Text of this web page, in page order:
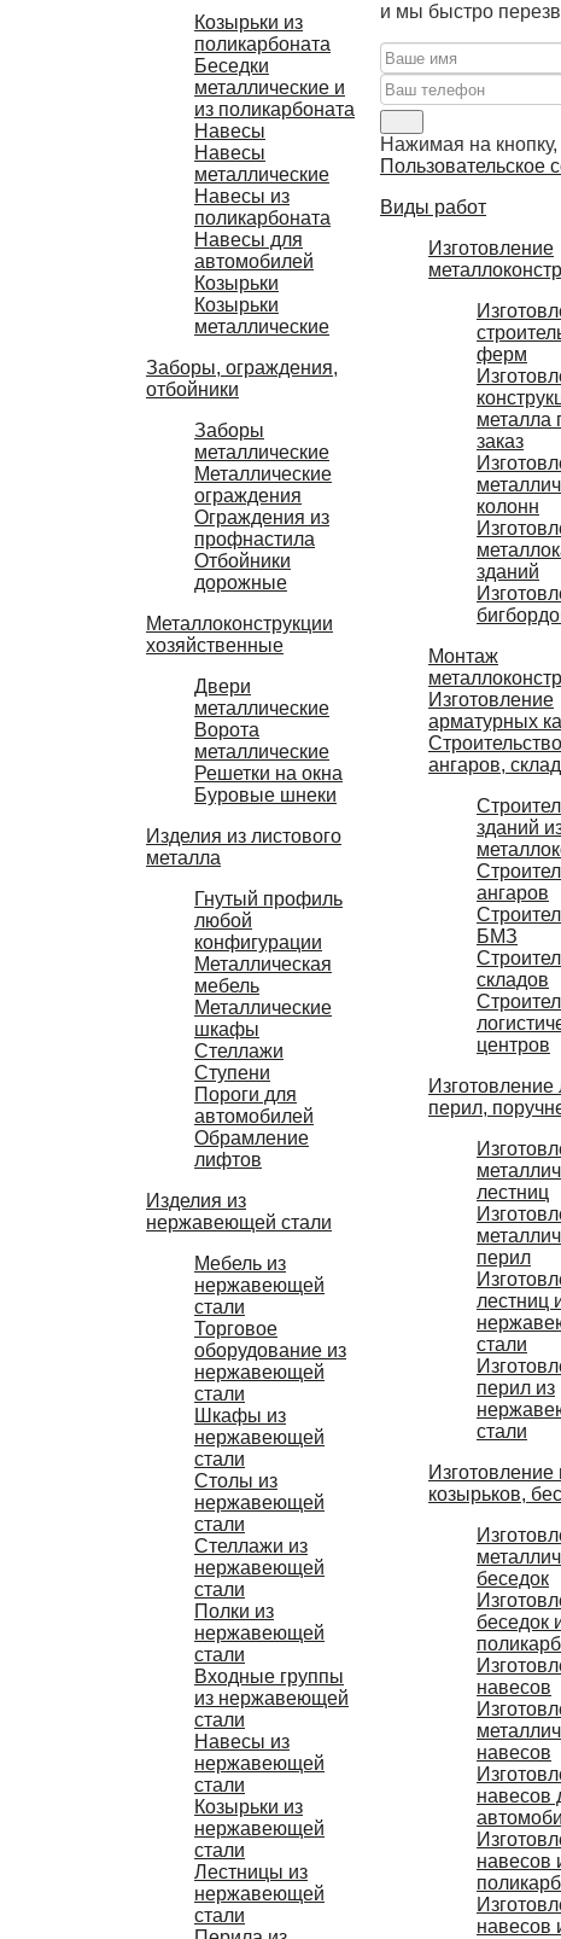
Козырьки из
поликарбоната
Беседки
металлические и
из поликарбоната
Навесы
Навесы
металлические
Навесы из
поликарбоната
Навесы для
автомобилей
Козырьки
Козырьки
металлические
Заборы, ограждения,
отбойники
Заборы
металлические
Металлические
ограждения
Ограждения из
профнастила
Отбойники
дорожные
Металлоконструкции
хозяйственные
Двери
металлические
Ворота
металлические
Решетки на окна
Буровые шнеки
Изделия из листового
металла
Гнутый профиль
любой
конфигурации
Металлическая
мебель
Металлические
шкафы
Стеллажи
Ступени
Пороги для
автомобилей
Обрамление
лифтов
Изделия из
нержавеющей стали
Мебель из
нержавеющей
стали
Торговое
оборудование из
нержавеющей
стали
Шкафы из
нержавеющей
стали
Столы из
нержавеющей
стали
Стеллажи из
нержавеющей
стали
Полки из
нержавеющей
стали
Входные группы
из нержавеющей
стали
Навесы из
нержавеющей
стали
Козырьки из
нержавеющей
стали
Лестницы из
нержавеющей
стали
и мы быстро
Нажимая на
Пользовательское
Виды работ
Изготовление
ферм
металла
заказ
колонн
зданий
Монтаж
Изготовление
арматурных
Строительство
ангаров,
зданий
ангаров
БМЗ
складов
центров
Изготовление
перил,
лестниц
перил
лестниц
стали
перил из
стали
Изготовление
козырьков,
беседок
беседок
навесов
навесов
навесов
навесов
навесов